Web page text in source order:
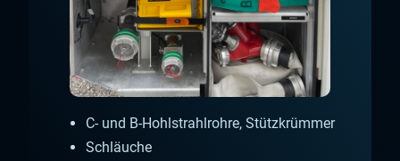
C- und B-Hohlstrahlrohre, Stützkrümmer
Schläuche